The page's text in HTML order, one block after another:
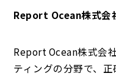
Report Ocean株式会
Report Ocean株式会
ティングの分野で、